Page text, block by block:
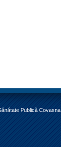
Publică Covasna